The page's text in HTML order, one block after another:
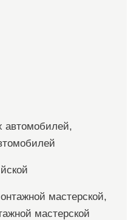
автомобилей,
мастерской,
мастерской